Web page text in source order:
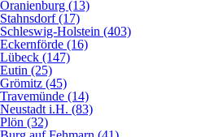
Oranienburg (13)
Stahnsdorf (17)
Schleswig-Holstein (403)
Eckernförde (16)
Lübeck (147)
Eutin (25)
Grömitz (45)
Travemünde (14)
Neustadt i.H. (83)
Plön (32)